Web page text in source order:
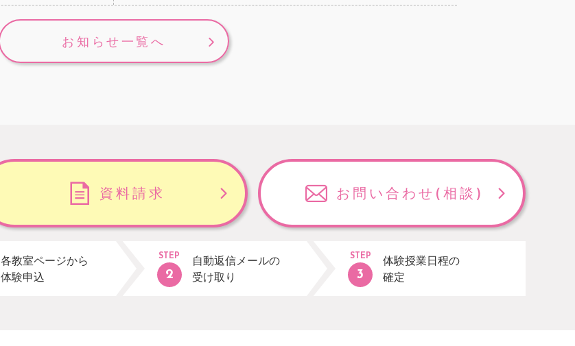
お知らせ一覧へ
資料請求 お問い合わせ (相談)
各教室ページから
体験申込
STEP
自動返信メールの
受け取り
STEP
体験授業日程の
確定